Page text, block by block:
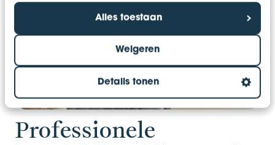
Alles toestaan
Weigeren
Details tonen
Professionele